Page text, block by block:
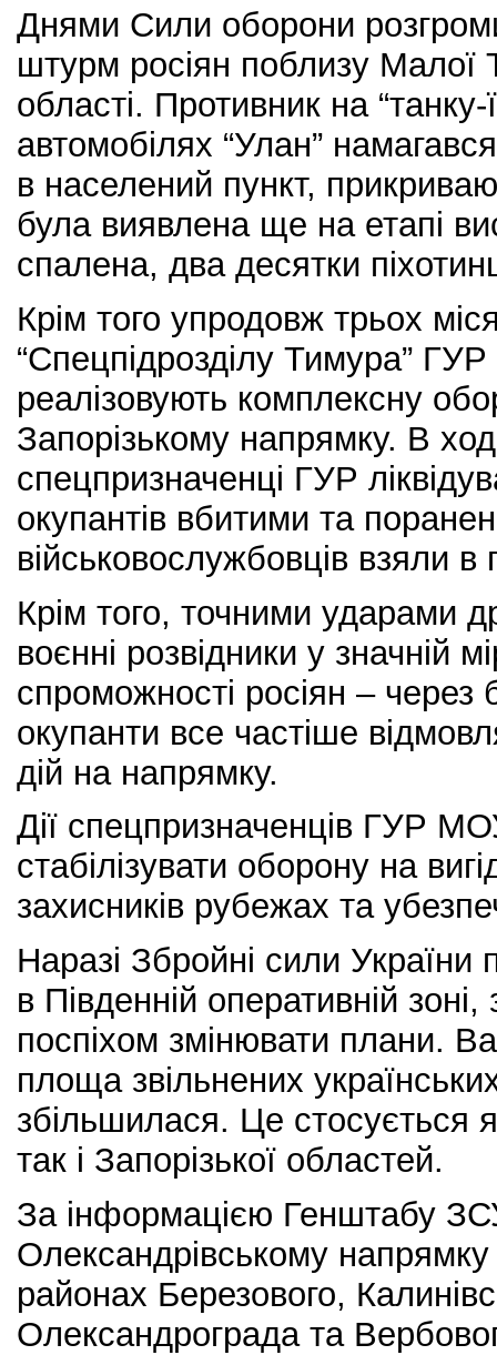
Днями Сили оборони
штурм росіян поблизу Малої
області. Противник на
автомобілях “Улан”
в населений пункт,
була виявлена ще на етапі
спалена, два десятки
Крім того упродовж трьох
“Спецпідрозділу Тимура”
реалізовують комплексну
Запорізькому напрямку. В
спецпризначенці ГУР
окупантів вбитими та
військовослужбовців взяли в
Крім того, точними ударами
воєнні розвідники у значній
спроможності росіян – через
окупанти все частіше
дій на напрямку.
Дії спецпризначенців ГУР
стабілізувати оборону на
захисників рубежах та
Наразі Збройні сили
в Південній оперативній
поспіхом змінювати плани.
площа звільнених
збільшилася. Це стосується
так і Запорізької областей.
За інформацією Генштабу
Олександрівському напрямку
районах Березового,
Олександрограда та